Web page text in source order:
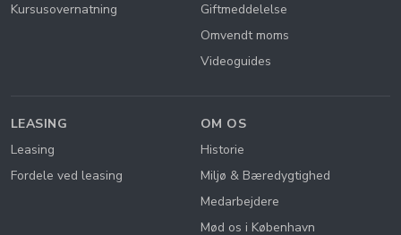
Kursusovernatning
Giftmeddelelse
Omvendt moms
Videoguides
LEASING
Leasing
Fordele ved leasing
OM OS
Historie
Miljø & Bæredygtighed
Medarbejdere
Mød os i København